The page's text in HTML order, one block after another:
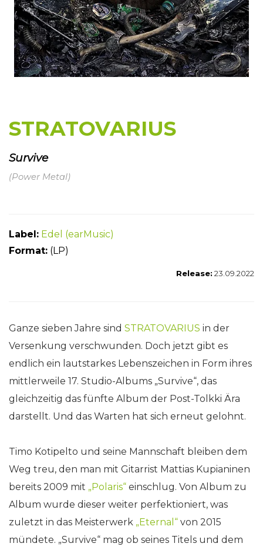
STRATOVARIUS
Survive
(Power Metal)
Label: Edel (earMusic)
Format: (LP)
Release: 23.09.2022
Ganze sieben Jahre sind STRATOVARIUS in der
Versenkung verschwunden. Doch jetzt gibt es
endlich ein lautstarkes Lebenszeichen in Form ihres
mittlerweile 17. Studio-Albums „Survive“, das
gleichzeitig das fünfte Album der Post-Tolkki Ära
darstellt. Und das Warten hat sich erneut gelohnt.
Timo Kotipelto und seine Mannschaft bleiben dem
Weg treu, den man mit Gitarrist Mattias Kupianinen
bereits 2009 mit „Polaris“ einschlug. Von Album zu
Album wurde dieser weiter perfektioniert, was
zuletzt in das Meisterwerk „Eternal“ von 2015
mündete. „Survive“ mag ob seines Titels und dem